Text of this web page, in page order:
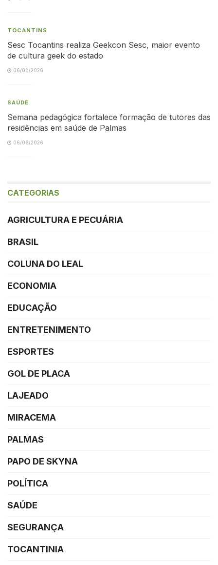
TOCANTINS
Sesc Tocantins realiza Geekcon Sesc, maior evento
de cultura geek do estado
06/08/2026
SAÚDE
Semana pedagógica fortalece formação de tutores das
residências em saúde de Palmas
06/08/2026
CATEGORIAS
AGRICULTURA E PECUÁRIA
BRASIL
COLUNA DO LEAL
ECONOMIA
EDUCAÇÃO
ENTRETENIMENTO
ESPORTES
GOL DE PLACA
LAJEADO
MIRACEMA
PALMAS
PAPO DE SKYNA
POLÍTICA
SAÚDE
SEGURANÇA
TOCANTINIA